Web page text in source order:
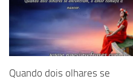
Quando dois olhares se